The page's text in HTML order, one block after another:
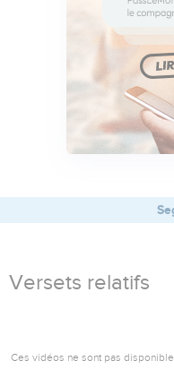
Versets relatifs
Ces vidéos ne sont pas